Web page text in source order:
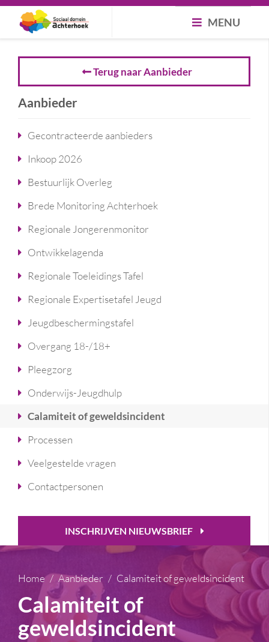
MENU
Terug naar Aanbieder
Aanbieder
Gecontracteerde aanbieders
Inkoop 2026
Bestuurlijk Overleg
Brede Monitoring Achterhoek
Regionale Jongerenmonitor
Ontwikkelagenda
Regionale Toeleidings Tafel
Regionale Expertisetafel Jeugd
Jeugdbeschermingstafel
Overgang 18-/18+
Pleegzorg
Onderwijs-Jeugdhulp
Calamiteit of geweldsincident
Processen
Veelgestelde vragen
Contactpersonen
INSCHRIJVEN NIEUWSBRIEF
Home Aanbieder Calamiteit of geweldsincident
Calamiteit of
geweldsincident